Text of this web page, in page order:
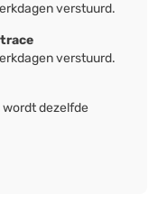
verstuurd.
verstuurd.
wordt dezelfde